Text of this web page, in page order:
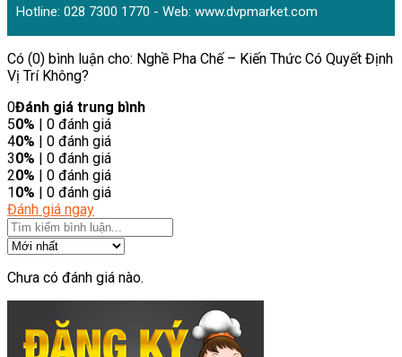
Hotline: 028 7300 1770 - Web: www.dvpmarket.com
Có (0) bình luận cho: Nghề Pha Chế – Kiến Thức Có Quyết Định
Vị Trí Không?
0Đánh giá trung bình
50% | 0 đánh giá
40% | 0 đánh giá
30% | 0 đánh giá
20% | 0 đánh giá
1 0% | 0 đánh giá
Đánh giá ngay
Chưa có đánh giá nào.